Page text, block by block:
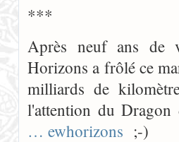
***
Après neuf ans de
Horizons a frôlé ce
milliards de
l'attention du
… ewhorizons ;-)